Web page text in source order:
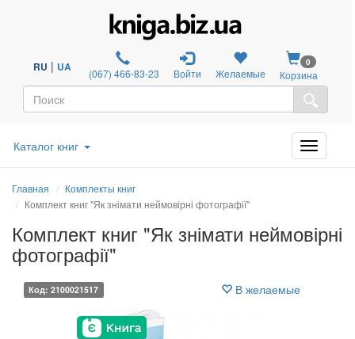
RU | UA (067) 466-83-23 Войти Желаемые
0
Корзина
Каталог книг
Главная
Комплекты книг
Комплект книг "Як знімати неймовірні фотографії"
Комплект книг "Як знімати неймовірні
фотографії"
Код: 2100021517 В желаемые